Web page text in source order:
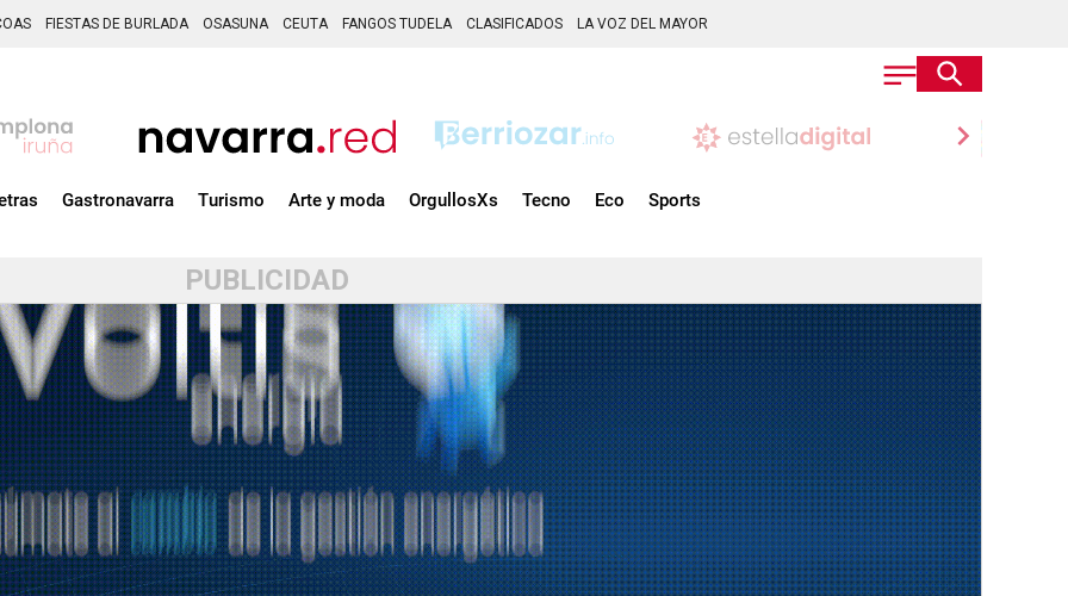
FIESTAS DE BURLADA OSASUNA CEUTA FANGOS TUDELA CLASIFICADOS LA VOZ DEL MAYOR
chevron_right
Gastronavarra Turismo Arte y moda OrgullosXs Tecno Eco Sports
PUBLICIDAD